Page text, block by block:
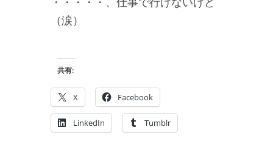
（涙）
共有:
X Facebook
LinkedIn Tumblr